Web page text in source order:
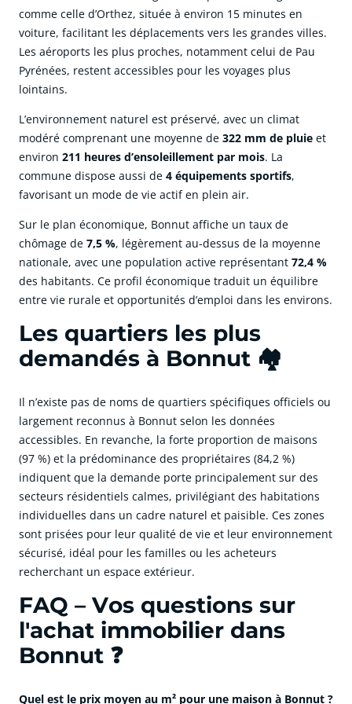
comme celle d’Orthez, située à environ 15 minutes en
voiture, facilitant les déplacements vers les grandes villes.
Les aéroports les plus proches, notamment celui de Pau
Pyrénées, restent accessibles pour les voyages plus
lointains.
L’environnement naturel est préservé, avec un climat
modéré comprenant une moyenne de 322 mm de pluie et
environ 211 heures d’ensoleillement par mois. La
commune dispose aussi de 4 équipements sportifs,
favorisant un mode de vie actif en plein air.
Sur le plan économique, Bonnut affiche un taux de
chômage de 7,5 %, légèrement au-dessus de la moyenne
nationale, avec une population active représentant 72,4 %
des habitants. Ce profil économique traduit un équilibre
entre vie rurale et opportunités d’emploi dans les environs.
Les quartiers les plus
demandés à Bonnut 🏘️
Il n’existe pas de noms de quartiers spécifiques officiels ou
largement reconnus à Bonnut selon les données
accessibles. En revanche, la forte proportion de maisons
(97 %) et la prédominance des propriétaires (84,2 %)
indiquent que la demande porte principalement sur des
secteurs résidentiels calmes, privilégiant des habitations
individuelles dans un cadre naturel et paisible. Ces zones
sont prisées pour leur qualité de vie et leur environnement
sécurisé, idéal pour les familles ou les acheteurs
recherchant un espace extérieur.
FAQ – Vos questions sur
l'achat immobilier dans
Bonnut ❓
Quel est le prix moyen au m² pour une maison à Bonnut ?